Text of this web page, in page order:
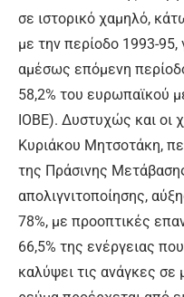
σε ιστορικό χαμηλό,
με την περίοδο 1993-95,
αμέσως επόμενη
58,2% του ευρωπαϊκού
ΙΟΒΕ). Δυστυχώς και οι
Κυριάκου Μητσοτάκη,
της Πράσινης
απολιγνιτοποίησης,
78%, με προοπτικές
66,5% της ενέργειας
καλύψει τις ανάγκες σε